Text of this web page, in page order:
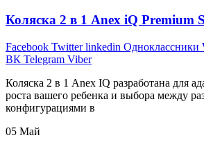
Коляска 2 в 1 Anex iQ Premium
Facebook Twitter linkedin Одноклассники
ВК Telegram Viber
Коляска 2 в 1 Anex IQ разработана для
роста вашего ребенка и выбора между
конфигурациями в
05 Май